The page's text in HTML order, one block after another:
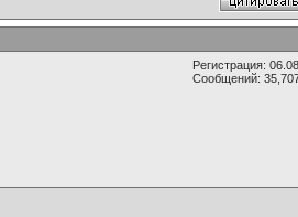
Регистрация:
Сообщений: